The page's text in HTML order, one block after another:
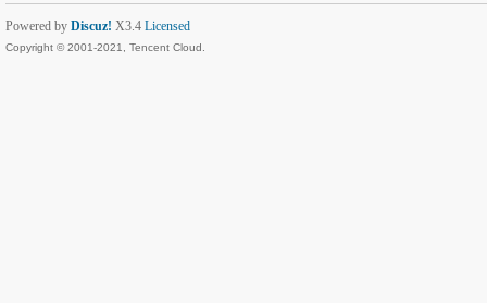
Powered by Discuz! X3.4 Licensed
Copyright © 2001-2021, Tencent Cloud.